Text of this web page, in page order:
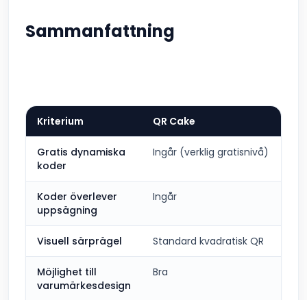
Sammanfattning
Kriterium QR Cake
Gratis dynamiska
koder
Ingår (verklig gratisnivå)
Koder överlever
uppsägning
Ingår
Visuell särprägel Standard kvadratisk QR
Möjlighet till
varumärkesdesign
Bra